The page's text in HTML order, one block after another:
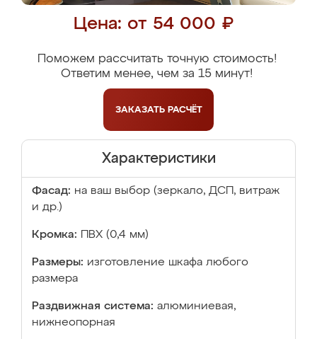
Цена: от 54 000 ₽
Поможем рассчитать точную стоимость!
Ответим менее, чем за 15 минут!
ЗАКАЗАТЬ РАСЧЁТ
Характеристики
Фасад: на ваш выбор (зеркало, ДСП, витраж
и др.)
Кромка: ПВХ (0,4 мм)
Размеры: изготовление шкафа любого
размера
Раздвижная система: алюминиевая,
нижнеопорная